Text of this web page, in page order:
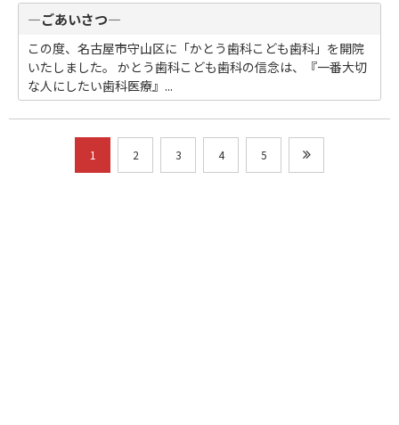
―ごあいさつ―
この度、名古屋市守山区に「かとう歯科こども歯科」を開院
いたしました。 かとう歯科こども歯科の信念は、『一番大切
な人にしたい歯科医療』...
1 2 3 4 5